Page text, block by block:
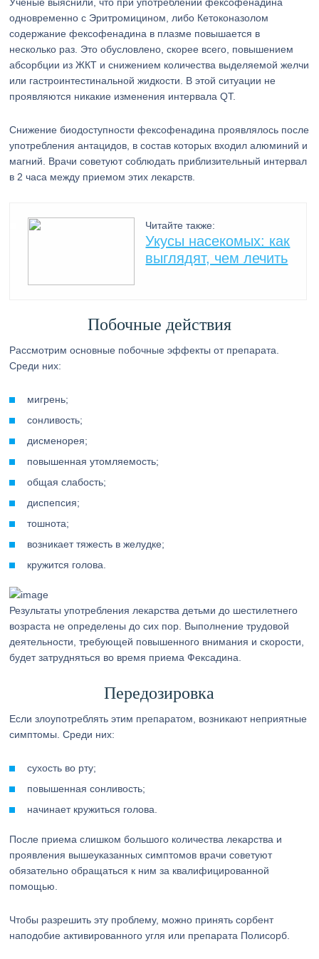
одновременно с Эритромицином, либо Кетоконазолом
содержание фексофенадина в плазме повышается в
несколько раз. Это обусловлено, скорее всего, повышением
абсорбции из ЖКТ и снижением количества выделяемой желчи
или гастроинтестинальной жидкости. В этой ситуации не
проявляются никакие изменения интервала QT.
Снижение биодоступности фексофенадина проявлялось после
употребления антацидов, в состав которых входил алюминий и
магний. Врачи советуют соблюдать приблизительный интервал
в 2 часа между приемом этих лекарств.
Читайте также:
Укусы насекомых: как
выглядят, чем лечить
Побочные действия
Рассмотрим основные побочные эффекты от препарата.
Среди них:
мигрень;
сонливость;
дисменорея;
повышенная утомляемость;
общая слабость;
диспепсия;
тошнота;
возникает тяжесть в желудке;
кружится голова.
Результаты употребления лекарства детьми до шестилетнего
возраста не определены до сих пор. Выполнение трудовой
деятельности, требующей повышенного внимания и скорости,
будет затрудняться во время приема Фексадина.
Передозировка
Если злоупотреблять этим препаратом, возникают неприятные
симптомы. Среди них:
сухость во рту;
повышенная сонливость;
начинает кружиться голова.
После приема слишком большого количества лекарства и
проявления вышеуказанных симптомов врачи советуют
обязательно обращаться к ним за квалифицированной
помощью.
Чтобы разрешить эту проблему, можно принять сорбент
наподобие активированного угля или препарата Полисорб.